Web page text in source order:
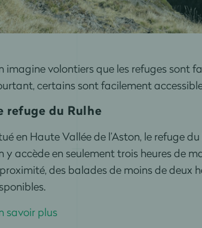
imagine volontiers que les refuges sont
certains sont facilement
refuge du Rulhe
en Haute Vallée de l’Aston, le refuge
y accède en seulement trois heures de
des balades de moins de deux
savoir plus